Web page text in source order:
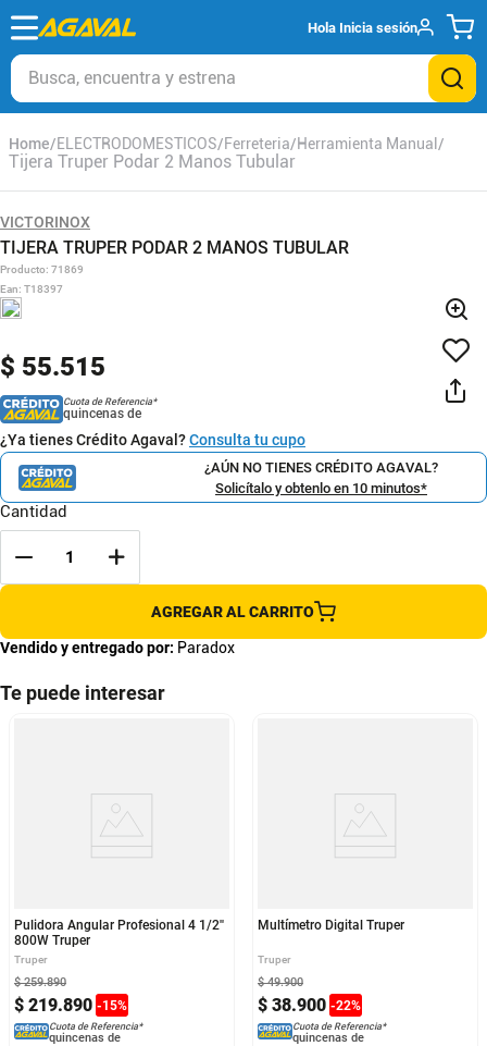
Hola Inicia sesión
Busca, encuentra y estrena
ELECTRODOMESTICOS Ferreteria Herramienta Manual
Tijera Truper Podar 2 Manos Tubular
VICTORINOX
TIJERA TRUPER PODAR 2 MANOS TUBULAR
Producto: 71869
Ean: T18397
$ 55.515
Cuota de Referencia*
quincenas de
¿Ya tienes Crédito Agaval?Consulta tu cupo
¿AÚN NO TIENES CRÉDITO AGAVAL?
Solicítalo y obtenlo en 10 minutos*
Cantidad
AGREGAR AL CARRITO
Vendido y entregado por: Paradox
Te puede interesar
Pulidora Angular Profesional 4 1/2''
800W Truper
Truper
$ 219.890 -15%
$ 259.890
Cuota de Referencia*
quincenas de
Multímetro Digital Truper
Truper
$ 38.900 -22%
$ 49.900
Cuota de Referencia*
quincenas de